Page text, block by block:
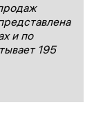
и по
195